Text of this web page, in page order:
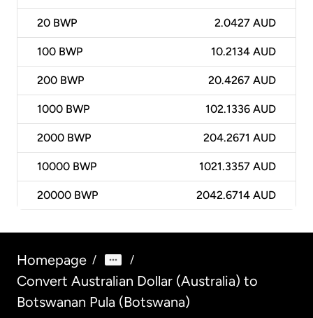
20 BWP 2.0427 AUD
100 BWP 10.2134 AUD
200 BWP 20.4267 AUD
1000 BWP 102.1336 AUD
2000 BWP 204.2671 AUD
10000 BWP 1021.3357 AUD
20000 BWP 2042.6714 AUD
Homepage / /
Convert Australian Dollar (Australia) to
Botswanan Pula (Botswana)